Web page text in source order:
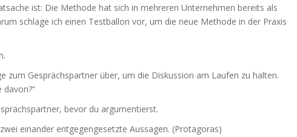
ist: Die Methode hat sich in mehreren Unternehmen bereits als
schlage ich einen Testballon vor, um die neue Methode in der Praxis
zum Gesprächspartner über, um die Diskussion am Laufen zu halten.
davon?“
bevor du argumentierst.
einander entgegengesetzte Aussagen. (Protagoras)